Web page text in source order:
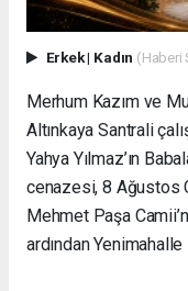
Erkek| Kadın (Haberi
Merhum Kazım ve
Altınkaya Santrali
Yahya Yılmaz’ın
cenazesi, 8 Ağustos
Mehmet Paşa
ardından